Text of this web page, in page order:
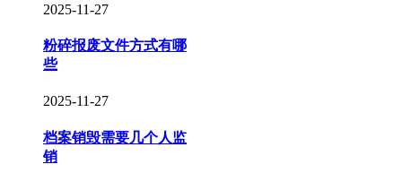
2025-11-27
粉碎报废文件方式有哪
些
2025-11-27
档案销毁需要几个人监
销